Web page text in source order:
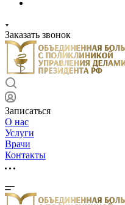
Заказать звонок
Записаться
О нас
Услуги
Врачи
Контакты